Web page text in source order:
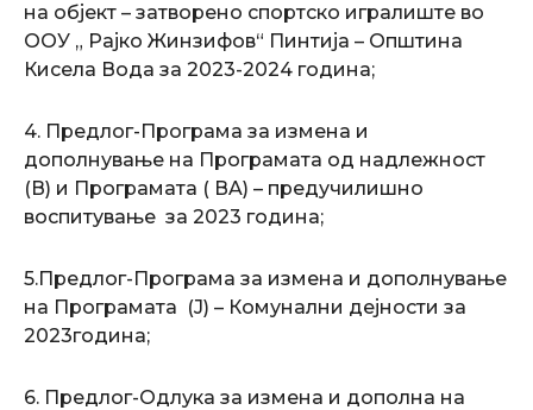
на објект – затворено спортско игралиште во
ООУ „ Рајко Жинзифов“ Пинтија – Општина
Кисела Вода за 2023-2024 година;
4. Предлог-Програма за измена и
дополнување на Програмата од надлежност
(В) и Програмата ( ВA) – предучилишно
воспитување за 2023 година;
5.Предлог-Програма за измена и дополнување
на Програмата (Ј) – Комунални дејности за
2023година;
6. Предлог-Одлука за измена и дополна на